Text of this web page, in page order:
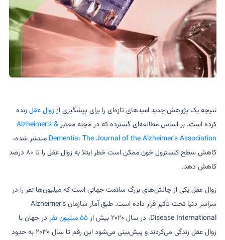
نتیجه یک پژوهش جدید امیدهای تازه‌ای را برای پیشگیری از زوال عقل زنده
کرده است. بر اساس مطالعه‌ای گسترده که در مجله معتبرAlzheimer’s &
Dementia: The Journal of the Alzheimer’s Association منتشر شده،
کاهش سطح کلسترول خون ممکن است خطر ابتلا به زوال عقل را تا ۸۰ درصد
کاهش دهد.
زوال عقل یکی از چالش‌های بزرگ سلامت جهانی است که میلیون‌ها نفر را در
سراسر دنیا تحت تأثیر قرار داده است. طبق آمار سازمان Alzheimer’s
Disease International، در سال ۲۰۲۰ بیش از
۵۵ میلیون نفر
در جهان با
زوال عقل زندگی می‌کردند و پیش‌بینی می‌شود این رقم تا سال ۲۰۳۰ به حدود